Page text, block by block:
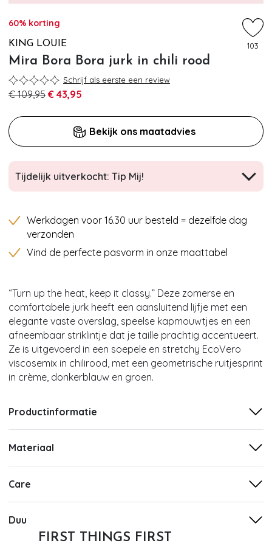
FIRST THINGS FIRST
60% korting
KING LOUIE
Mira Bora Bora jurk in chili rood
103
Schrijf als eerste een review
€ 109,95 € 43,95
Bekijk ons maatadvies
Tijdelijk uitverkocht: Tip Mij!
Werkdagen voor 16.30 uur besteld = dezelfde dag
verzonden
Vind de perfecte pasvorm in onze maattabel
“Turn up the heat, keep it classy.” Deze zomerse en
comfortabele jurk heeft een aansluitend lijfje met een
elegante vaste overslag, speelse kapmouwtjes en een
afneembaar striklintje dat je taille prachtig accentueert.
Ze is uitgevoerd in een soepele en stretchy EcoVero
viscosemix in chilirood, met een geometrische ruitjesprint
in crème, donkerblauw en groen.
Productinformatie
Materiaal
Care
Duurzaamheid